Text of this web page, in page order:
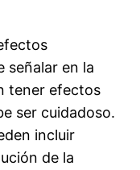
señalar en la
tener efectos
ser cuidadoso.
incluir
de la